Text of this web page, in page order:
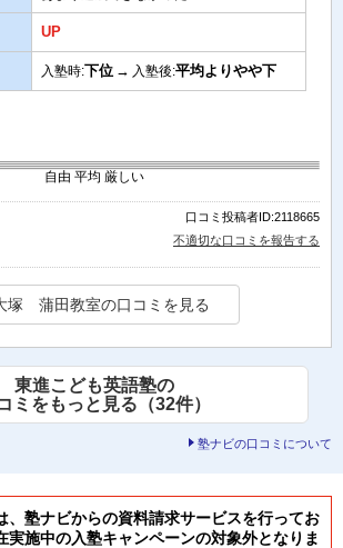
UP
入塾時:下位 → 入塾後:平均よりやや下
自由 平均 厳しい
口コミ投稿者ID:2118665
不適切な口コミを報告する
塚 蒲田教室の口コミを見る
東進こども英語塾の
ミをもっと見る（32件）
塾ナビの口コミについて
、塾ナビからの資料請求サービスを行ってお
実施中の入塾キャンペーンの対象外となりま